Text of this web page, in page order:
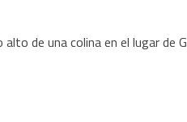
de una colina en el lugar de